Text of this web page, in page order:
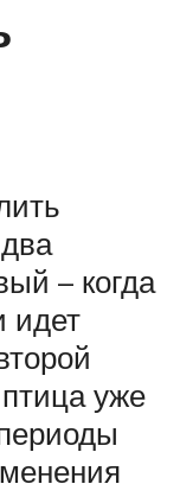
– когда
идет
уже